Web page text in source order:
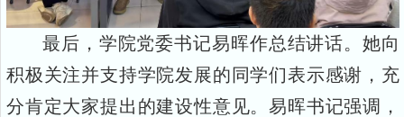
最后，学院党委书记易晖作总结讲话。她向
积极关注并支持学院发展的同学们表示感谢，充
分肯定大家提出的建设性意见。易晖书记强调，